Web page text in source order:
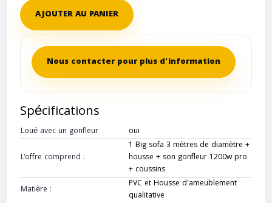
AJOUTER AU PANIER
Nous contacter pour plus d'information
Spécifications
Loué avec un gonfleur oui
L'offre comprend :
1 Big sofa 3 mètres de diamètre +
housse + son gonfleur 1200w pro
+ coussins
Matière :
PVC et Housse d'ameublement
qualitative